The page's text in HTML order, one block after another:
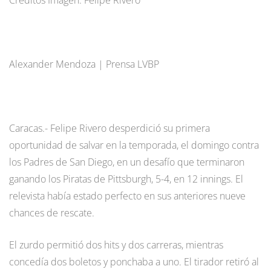
Alexander Mendoza | Prensa LVBP
Caracas.- Felipe Rivero desperdició su primera
oportunidad de salvar en la temporada, el domingo contra
los Padres de San Diego, en un desafío que terminaron
ganando los Piratas de Pittsburgh, 5-4, en 12 innings. El
relevista había estado perfecto en sus anteriores nueve
chances de rescate.
El zurdo permitió dos hits y dos carreras, mientras
concedía dos boletos y ponchaba a uno. El tirador retiró al